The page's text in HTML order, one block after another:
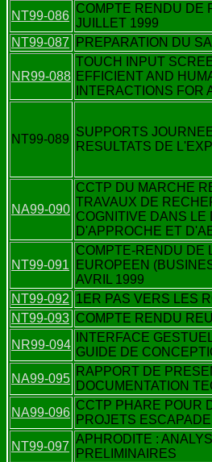
NT99-086
COMPTE RENDU DE
JUILLET 1999
NT99-087
PREPARATION DU
NR99-088
TOUCH INPUT
EFFICIENT AND
INTERACTIONS FOR
NT99-089
SUPPORTS
RESULTATS DE
NA99-090
CCTP DU MARCHE
TRAVAUX DE
COGNITIVE DANS LE
D'APPROCHE ET
NT99-091
COMPTE-RENDU DE
EUROPEEN
AVRIL 1999
NT99-092 1ER PAS VERS LES
NT99-093 COMPTE RENDU
NR99-094
INTERFACE
GUIDE DE
NA99-095
RAPPORT DE
DOCUMENTATION
NA99-096
CCTP PHARE POUR
PROJETS
NT99-097
APHRODITE :
PRELIMINAIRES